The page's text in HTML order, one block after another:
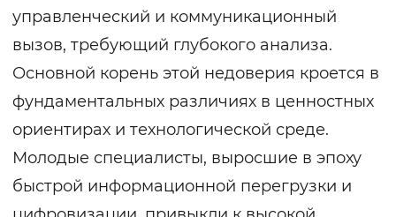
управленческий и коммуникационный
вызов, требующий глубокого анализа.
Основной корень этой недоверия кроется в
фундаментальных различиях в ценностных
ориентирах и технологической среде.
Молодые специалисты, выросшие в эпоху
быстрой информационной перегрузки и